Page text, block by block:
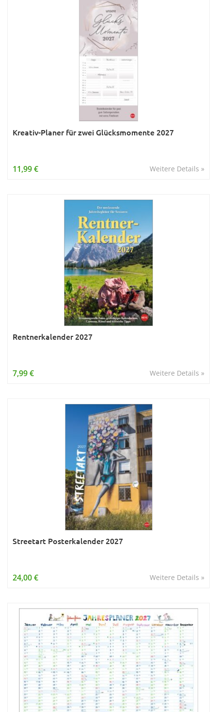
Kreativ-Planer für zwei Glücksmomente 2027
Weitere Details »
11,99 €
Rentnerkalender 2027
Weitere Details »
7,99 €
Streetart Posterkalender 2027
Weitere Details »
24,00 €